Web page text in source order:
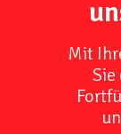
Mit
Sie